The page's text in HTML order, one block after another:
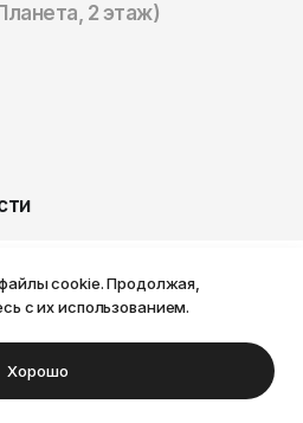
2 этаж)
cookie. Продолжая,
с их использованием.
Хорошо